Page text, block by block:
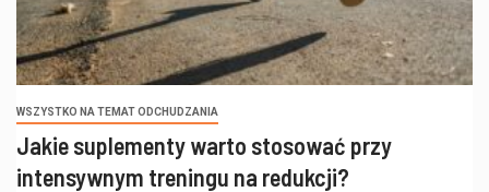
WSZYSTKO NA TEMAT ODCHUDZANIA
Jakie suplementy warto stosować przy
intensywnym treningu na redukcji?